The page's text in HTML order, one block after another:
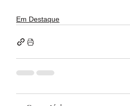
Em Destaque